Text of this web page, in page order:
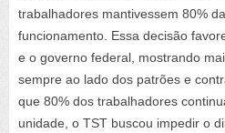
trabalhadores mantivessem 80%
funcionamento. Essa decisão
e o governo federal, mostrando
sempre ao lado dos patrões e
que 80% dos trabalhadores
unidade, o TST buscou impedir o